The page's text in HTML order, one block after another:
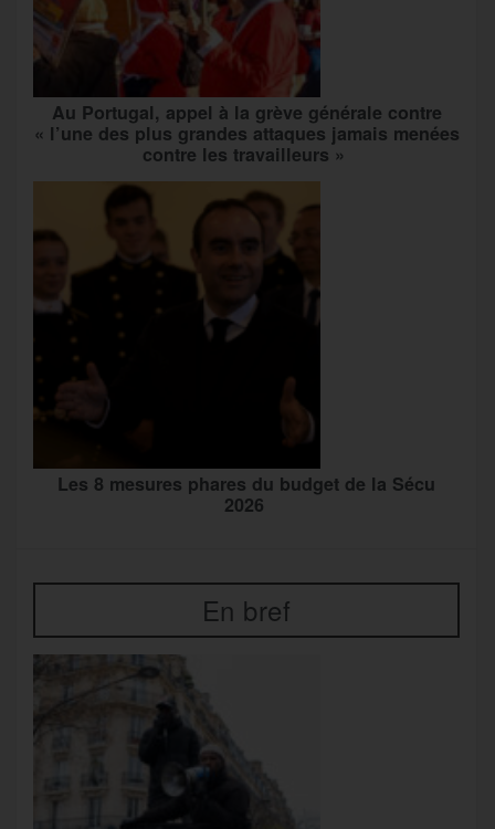
Au Portugal, appel à la grève générale contre
« l’une des plus grandes attaques jamais menées
contre les travailleurs »
Les 8 mesures phares du budget de la Sécu
2026
En bref